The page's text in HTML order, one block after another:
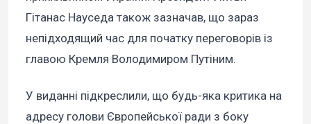
Гітанас Науседа також зазначав, що зараз
непідходящий час для початку переговорів із
главою Кремля Володимиром Путіним.
У виданні підкреслили, що будь-яка критика на
адресу голови Європейської ради з боку